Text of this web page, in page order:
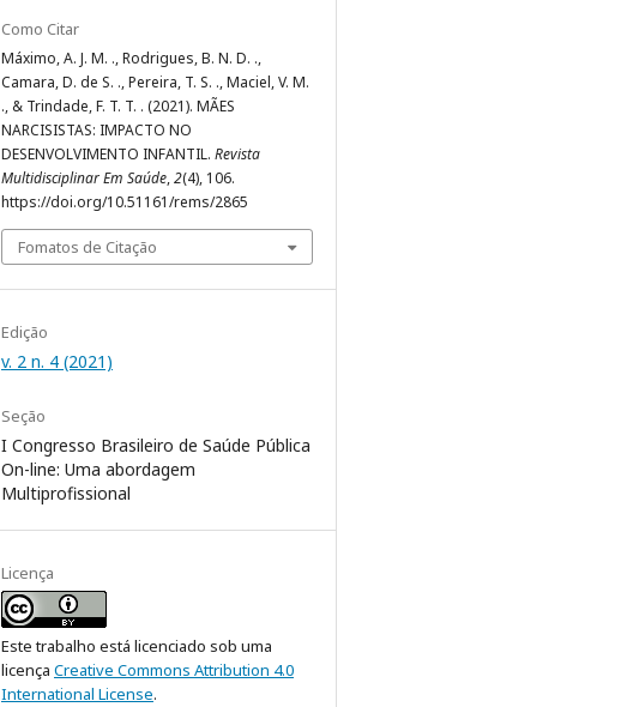
Como Citar
Máximo, A. J. M. ., Rodrigues, B. N. D. .,
Camara, D. de S. ., Pereira, T. S. ., Maciel, V. M.
., & Trindade, F. T. T. . (2021). MÃES
NARCISISTAS: IMPACTO NO
DESENVOLVIMENTO INFANTIL. Revista
Multidisciplinar Em Saúde,2(4), 106.
https://doi.org/10.51161/rems/2865
Fomatos de Citação
Edição
v. 2 n. 4 (2021)
Seção
I Congresso Brasileiro de Saúde Pública
On-line: Uma abordagem
Multiprofissional
Licença
Este trabalho está licenciado sob uma
licença Creative Commons Attribution 4.0
International License.